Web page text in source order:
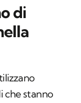
di
che stanno